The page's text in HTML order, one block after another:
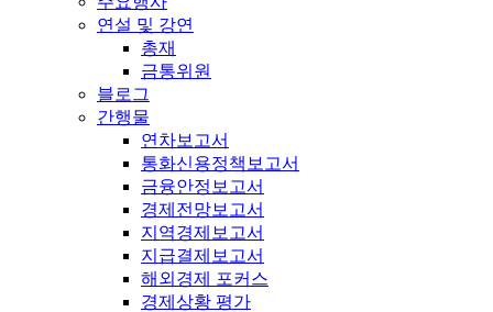
연설 및 강연
총재
금통위원
블로그
간행물
연차보고서
통화신용정책보고서
금융안정보고서
경제전망보고서
지역경제보고서
지급결제보고서
해외경제 포커스
경제상황 평가